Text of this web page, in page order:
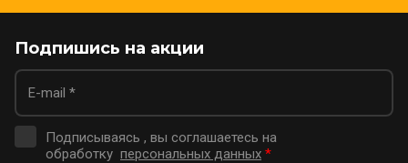
Подпишись на акции
Подписываясь , вы соглашаетесь на
обработку персональных данных *